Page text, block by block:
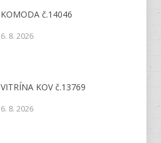
KOMODA č.14046
6. 8. 2026
VITRÍNA KOV č.13769
6. 8. 2026